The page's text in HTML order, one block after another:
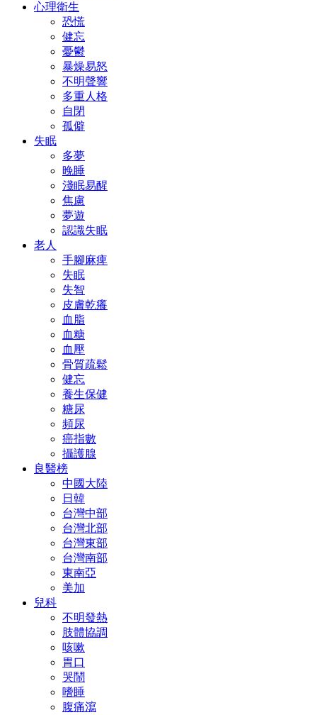
心理衛生
恐慌
健忘
憂鬱
暴燥易怒
不明聲響
多重人格
自閉
孤僻
失眠
多夢
晚睡
淺眠易醒
焦慮
夢遊
認識失眠
老人
手腳麻痺
失眠
失智
皮膚乾癢
血脂
血糖
血壓
骨質疏鬆
健忘
養生保健
糖尿
頻尿
癌指數
攝護腺
良醫榜
中國大陸
日韓
台灣中部
台灣北部
台灣東部
台灣南部
東南亞
美加
兒科
不明發熱
肢體協調
咳嗽
胃口
哭鬧
嗜睡
腹痛瀉